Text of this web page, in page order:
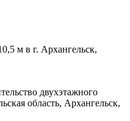
м в г. Архангельск,
двухэтажного
область, Архангельск,